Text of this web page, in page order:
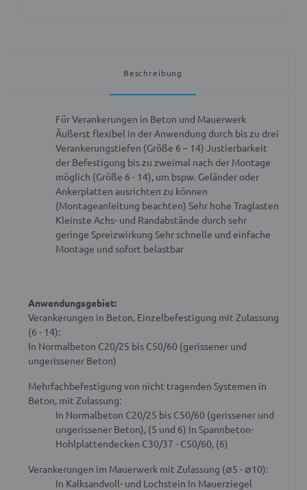
Beschreibung
Für Verankerungen in Beton und Mauerwerk
Äußerst flexibel in der Anwendung durch bis zu drei
Verankerungstiefen (Größe 6 – 14) Justierbarkeit
der Befestigung bis zu zweimal nach der Montage
möglich (Größe 6 - 14), um bspw. Geländer oder
Ankerplatten ausrichten zu können
(Montageanleitung beachten) Sehr hohe Traglasten
Kleinste Achs- und Randabstände durch sehr
geringe Spreizwirkung Sehr schnelle und einfache
Montage und sofort belastbar
Anwendungsgebiet:
Verankerungen in Beton, Einzelbefestigung mit Zulassung
(6 - 14):
In Normalbeton C20/25 bis C50/60 (gerissener und
ungerissener Beton)
Mehrfachbefestigung von nicht tragenden Systemen in
Beton, mit Zulassung:
In Normalbeton C20/25 bis C50/60 (gerissener und
ungerissener Beton), (5 und 6) In Spannbeton-
Hohlplattendecken C30/37 - C50/60, (6)
Verankerungen im Mauerwerk mit Zulassung (∅5 - ∅10):
In Kalksandvoll- und Lochstein In Mauerziegel